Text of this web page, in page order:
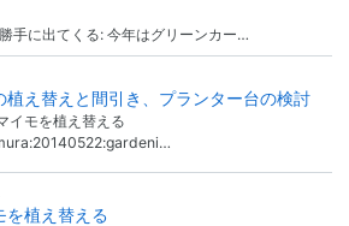
手に出てくる: 今年はグリーンカー…
植え替えと間引き、プランター台の検討
イモを植え替える
を植え替える